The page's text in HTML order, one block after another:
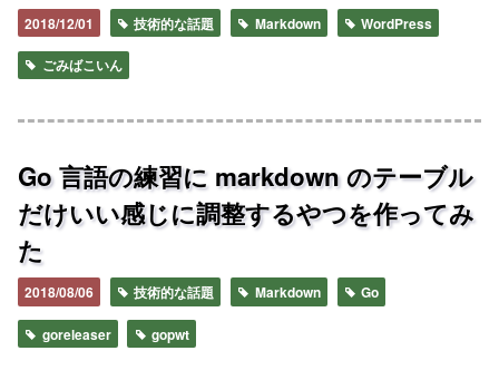
2018/12/01 技術的な話題 Markdown WordPress
ごみばこいん
Go 言語の練習に markdown のテーブル
だけいい感じに調整するやつを作ってみ
た
2018/08/06 技術的な話題 Markdown Go
goreleaser gopwt